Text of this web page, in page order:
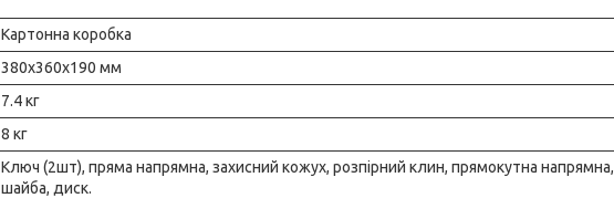
Картонна коробка
380x360x190 мм
7.4 кг
8 кг
Ключ (2шт), пряма напрямна, захисний кожух, розпірний клин, прямокутна напрямна,
шайба, диск.